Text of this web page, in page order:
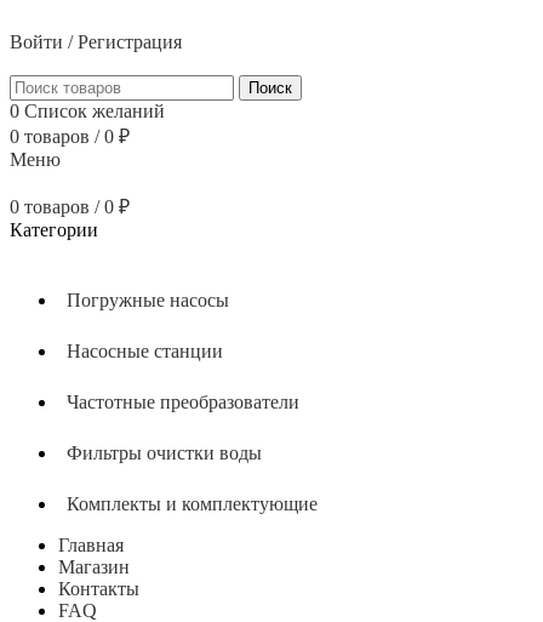
Войти / Регистрация
Поиск
0 Список желаний
0 товаров / 0 ₽
Меню
0 товаров / 0 ₽
Категории
Погружные насосы
Насосные станции
Частотные преобразователи
Фильтры очистки воды
Комплекты и комплектующие
Главная
Магазин
Контакты
FAQ